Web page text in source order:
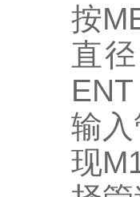
按
直
输
现